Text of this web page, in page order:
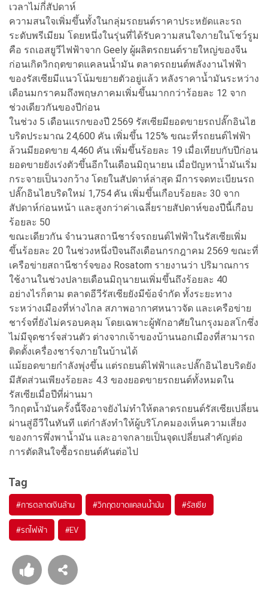
เวลาไม่กี่สัปดาห์
ความสนใจเพิ่มขึ้นทั้งในกลุ่มรถยนต์ราคาประหยัดและรถ
ระดับพรีเมียม โดยหนึ่งในรุ่นที่ได้รับความสนใจภายในโชว์รูม
คือ รถเอสยูวีไฟฟ้าจาก Geely ผู้ผลิตรถยนต์รายใหญ่ของจีน
ก่อนเกิดวิกฤตขาดแคลนน้ำมัน ตลาดรถยนต์พลังงานไฟฟ้า
ของรัสเซียมีแนวโน้มขยายตัวอยู่แล้ว หลังราคาน้ำมันระหว่าง
เดือนมกราคมถึงพฤษภาคมเพิ่มขึ้นมากกว่าร้อยละ 12 จาก
ช่วงเดียวกันของปีก่อน
ในช่วง 5 เดือนแรกของปี 2569 รัสเซียมียอดขายรถปลั๊กอินไฮ
บริดประมาณ 24,600 คัน เพิ่มขึ้น 125% ขณะที่รถยนต์ไฟฟ้า
ล้วนมียอดขาย 4,460 คัน เพิ่มขึ้นร้อยละ 19 เมื่อเทียบกับปีก่อน
ยอดขายยังเร่งตัวขึ้นอีกในเดือนมิถุนายน เมื่อปัญหาน้ำมันเริ่ม
กระจายเป็นวงกว้าง โดยในสัปดาห์ล่าสุด มีการจดทะเบียนรถ
ปลั๊กอินไฮบริดใหม่ 1,754 คัน เพิ่มขึ้นเกือบร้อยละ 30 จาก
สัปดาห์ก่อนหน้า และสูงกว่าค่าเฉลี่ยรายสัปดาห์ของปีนี้เกือบ
ร้อยละ 50
ขณะเดียวกัน จำนวนสถานีชาร์จรถยนต์ไฟฟ้าในรัสเซียเพิ่ม
ขึ้นร้อยละ 20 ในช่วงหนึ่งปีจนถึงเดือนกรกฎาคม 2569 ขณะที่
เครือข่ายสถานีชาร์จของ Rosatom รายงานว่า ปริมาณการ
ใช้งานในช่วงปลายเดือนมิถุนายนเพิ่มขึ้นถึงร้อยละ 40
อย่างไรก็ตาม ตลาดอีวีรัสเซียยังมีข้อจำกัด ทั้งระยะทาง
ระหว่างเมืองที่ห่างไกล สภาพอากาศหนาวจัด และเครือข่าย
ชาร์จที่ยังไม่ครอบคลุม โดยเฉพาะผู้พักอาศัยในกรุงมอสโกซึ่ง
ไม่มีจุดชาร์จส่วนตัว ต่างจากเจ้าของบ้านนอกเมืองที่สามารถ
ติดตั้งเครื่องชาร์จภายในบ้านได้
แม้ยอดขายกำลังพุ่งขึ้น แต่รถยนต์ไฟฟ้าและปลั๊กอินไฮบริดยัง
มีสัดส่วนเพียงร้อยละ 4.3 ของยอดขายรถยนต์ทั้งหมดใน
รัสเซียเมื่อปีที่ผ่านมา
วิกฤตน้ำมันครั้งนี้จึงอาจยังไม่ทำให้ตลาดรถยนต์รัสเซียเปลี่ยน
ผ่านสู่อีวีในทันที แต่กำลังทำให้ผู้บริโภคมองเห็นความเสี่ยง
ของการพึ่งพาน้ำมัน และอาจกลายเป็นจุดเปลี่ยนสำคัญต่อ
การตัดสินใจซื้อรถยนต์คันต่อไป
Tag
#การตลาดเงินล้าน #วิกฤตขาดแคลนน้ำมัน #รัสเซีย
#รถไฟฟ้า #EV